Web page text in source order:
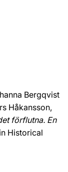
Bergqvist
Håkansson,
förflutna. En
Historical